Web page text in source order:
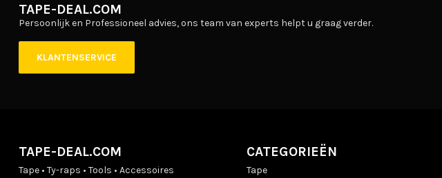
TAPE-DEAL.COM
Persoonlijk en Professioneel advies, ons team van experts helpt u graag verder.
KLANTENSERVICE
TAPE-DEAL.COM
Tape • Ty-raps • Tools • Accessoires
CATEGORIEËN
Tape